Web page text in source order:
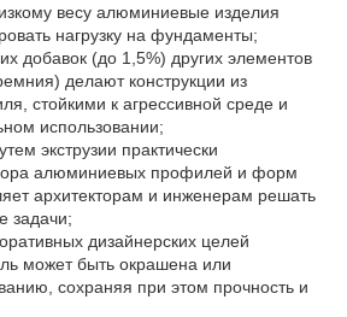
весу алюминиевые изделия
нагрузку на фундаменты;
добавок (до 1,5%) других элементов
делают конструкции из
стойкими к агрессивной среде и
использовании;
экструзии практически
алюминиевых профилей и форм
архитекторам и инженерам решать
задачи;
дизайнерских целей
может быть окрашена или
сохраняя при этом прочность и